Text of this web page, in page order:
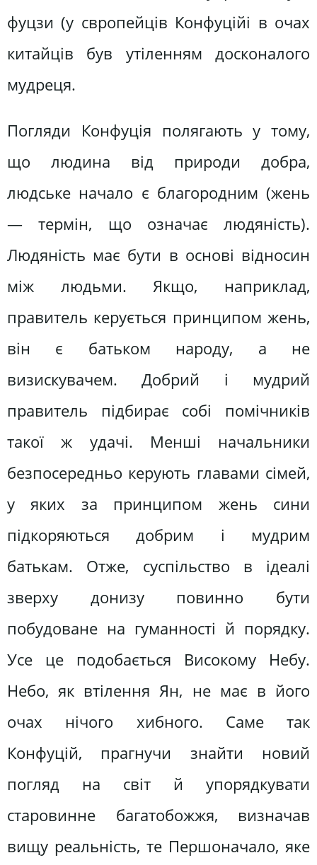
фуцзи (у свропейців Конфуційі в очах
китайців був утіленням досконалого
мудреця.
Погляди Конфуція полягають у тому,
що людина від природи добра,
людське начало є благородним (жень
— термін, що означає людяність).
Людяність має бути в основі відносин
між людьми. Якщо, наприклад,
правитель керується принципом жень,
він є батьком народу, а не
визискувачем. Добрий і мудрий
правитель підбирає собі помічників
такої ж удачі. Менші начальники
безпосередньо керують главами сімей,
у яких за принципом жень сини
підкоряються добрим і мудрим
батькам. Отже, суспільство в ідеалі
зверху донизу повинно бути
побудоване на гуманності й порядку.
Усе це подобається Високому Небу.
Небо, як втілення Ян, не має в його
очах нічого хибного. Саме так
Конфуцій, прагнучи знайти новий
погляд на світ й упорядкувати
старовинне багатобожжя, визначав
вищу реальність, те Першоначало, яке